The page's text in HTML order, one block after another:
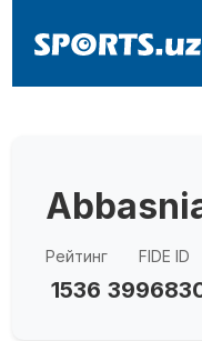
Рейтинг
1536
FIDE ID